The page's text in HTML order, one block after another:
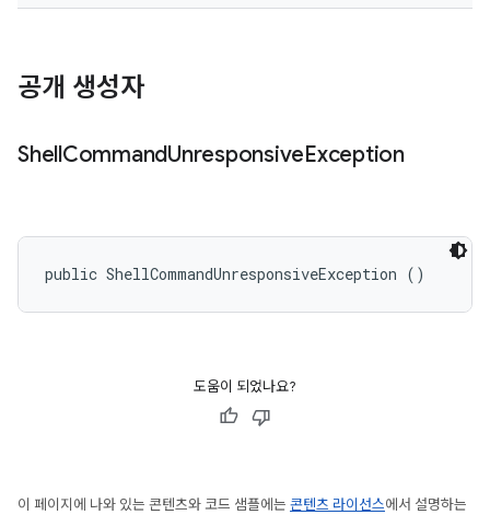
공개 생성자
ShellCommandUnresponsiveException
public ShellCommandUnresponsiveException ()
도움이 되었나요?
이 페이지에 나와 있는 콘텐츠와 코드 샘플에는 콘텐츠 라이선스에서 설명하는